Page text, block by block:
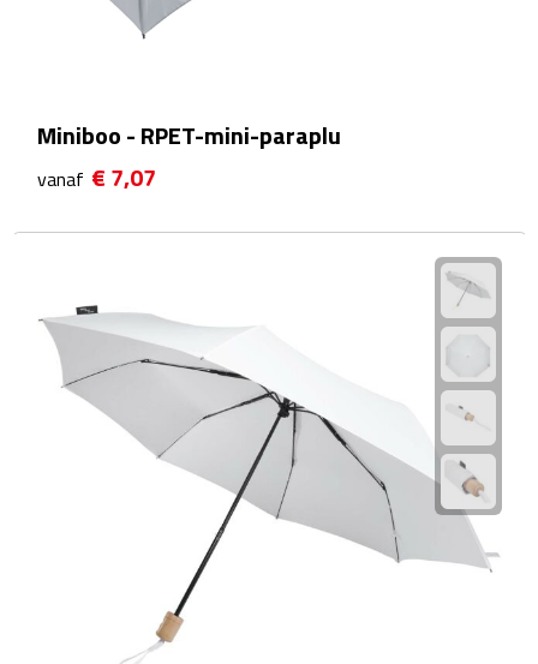
Herenverzorging
Scheerapparaten & trimmers
Gezondheid
EHBO
Gezichtsmaskers & mondkapjes
Miniboo - RPET-mini-paraplu
vanaf € 7,07